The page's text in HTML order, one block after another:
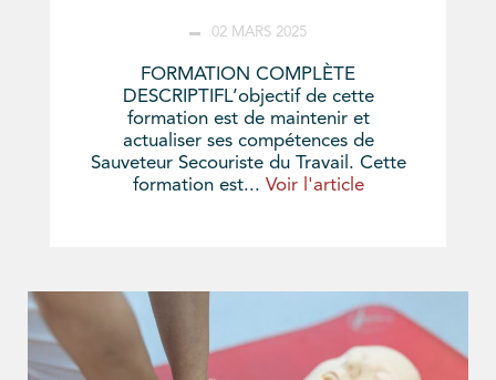
02 MARS 2025
FORMATION COMPLÈTE
DESCRIPTIFL’objectif de cette
formation est de maintenir et
actualiser ses compétences de
Sauveteur Secouriste du Travail. Cette
formation est... Voir l'article